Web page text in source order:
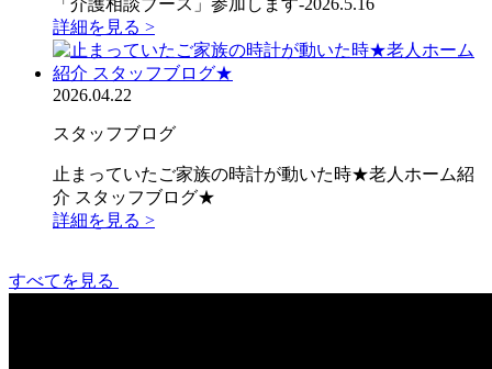
詳細を見る >
2026.04.22
スタッフブログ
止まっていたご家族の時計が動いた時★老人ホーム紹
介 スタッフブログ★
詳細を見る >
すべてを見る